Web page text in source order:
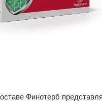
Финотерб